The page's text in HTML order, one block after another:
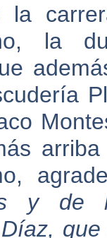
la
la
y de